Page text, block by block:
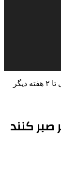
نیروهای شرکتی تا ۲ هفته دیگر